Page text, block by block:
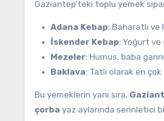
Gaziantep’teki toplu yemek
Adana Kebap: Baharatlı
İskender Kebap: Yoğurt
Mezeler: Humus, baba
Baklava: Tatlı olarak en
Bu yemeklerin yanı sıra,
çorba yaz aylarında serinletici